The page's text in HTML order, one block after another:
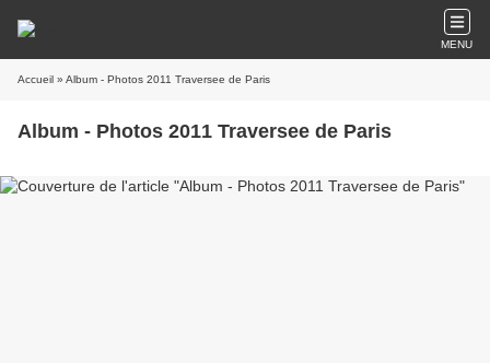
MENU
Accueil » Album - Photos 2011 Traversee de Paris
Album - Photos 2011 Traversee de Paris